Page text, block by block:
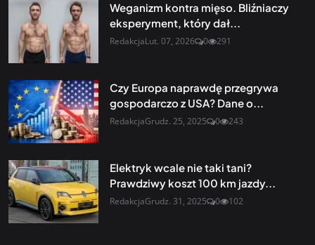
Weganizm kontra mięso. Bliźniaczy
eksperyment, który dał...
RedakcjaLut. 07, 2026 0 291
Czy Europa naprawdę przegrywa
gospodarczo z USA? Dane o...
RedakcjaGrudz. 25, 2025 0 243
Elektryk wcale nie taki tani?
Prawdziwy koszt 100 km jazdy...
RedakcjaGrudz. 31, 2025 0 102